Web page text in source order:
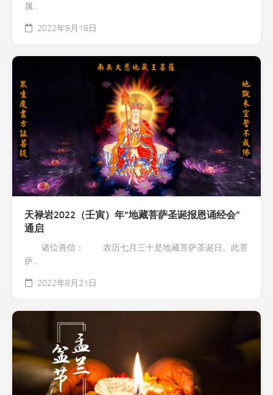
属...
2022年9月18日
天禄岩2022（壬寅）年“地藏菩萨圣诞报恩诵经会”
通启
诸位善信： 农历七月三十是地藏菩萨圣诞日。此菩
萨...
2022年8月21日